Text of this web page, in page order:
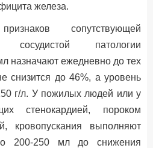
железа.
сопутствующей
патологии
назначают ежедневно до тех
снизится до 46%, а уровень
г/л. У пожилых людей или у
стенокардией, пороком
кровопускания выполняют
200-250 мл до снижения